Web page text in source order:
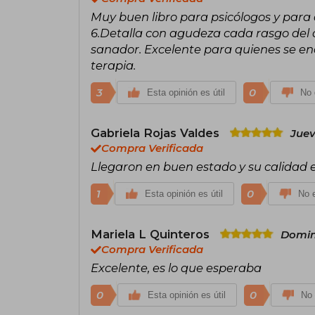
Muy buen libro para psicólogos y
6.Detalla con agudeza cada rasgo
sanador. Excelente para quienes se
terapia.
3 Esta opinión es útil 0 No
Gabriela Rojas Valdes
Compra Verificada
Llegaron en buen estado y su calidad
1 Esta opinión es útil 0 No
Mariela L Quinteros
Compra Verificada
Excelente, es lo que esperaba
0 Esta opinión es útil 0 No